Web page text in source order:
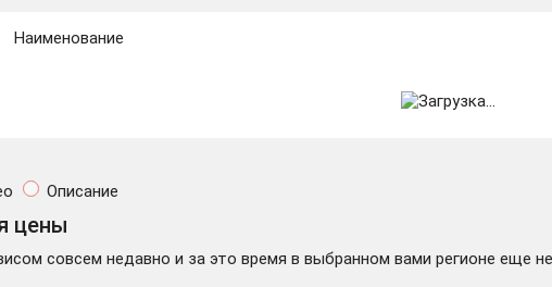
Наименование
Описание
цены
совсем недавно и за это время в выбранном вами регионе еще